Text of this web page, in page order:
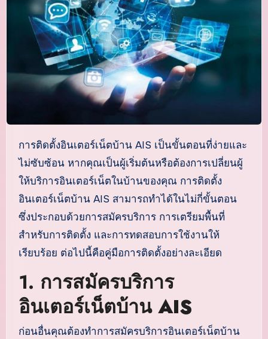
การติดตั้งอินเตอร์เน็ตบ้าน AIS เป็นขั้นตอนที่ง่ายและ
ไม่ซับซ้อน หากคุณเป็นผู้เริ่มต้นหรือต้องการเปลี่ยนผู้
ให้บริการอินเตอร์เน็ตในบ้านของคุณ การติดตั้ง
อินเตอร์เน็ตบ้าน AIS สามารถทำได้ในไม่กี่ขั้นตอน
ซึ่งประกอบด้วยการสมัครบริการ การเตรียมพื้นที่
สำหรับการติดตั้ง และการทดสอบการใช้งานให้
เรียบร้อย ต่อไปนี้คือคู่มือการติดตั้งอย่างละเอียด
1. การสมัครบริการ
อินเตอร์เน็ตบ้าน AIS
ก่อนอื่นคุณต้องทำการสมัครบริการอินเตอร์เน็ตบ้าน